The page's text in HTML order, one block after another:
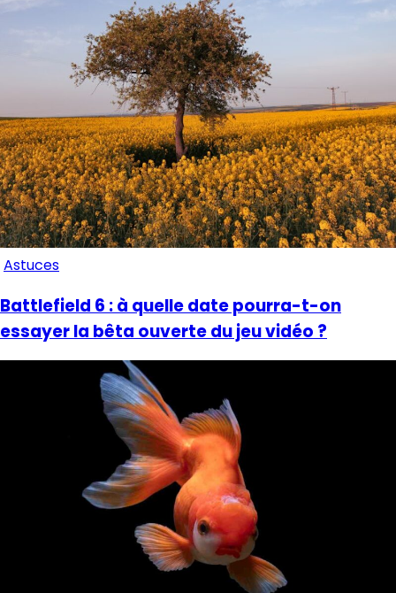
Astuces
Battlefield 6 : à quelle date pourra-t-on
essayer la bêta ouverte du jeu vidéo ?